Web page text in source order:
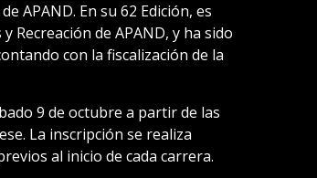
APAND. En su 62 Edición, es
Recreación de APAND, y ha sido
con la fiscalización de la
9 de octubre a partir de las
La inscripción se realiza
al inicio de cada carrera.